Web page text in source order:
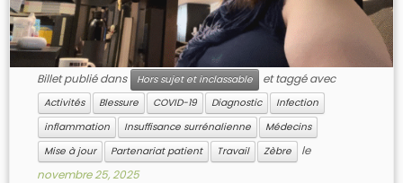
Billet publié dans Hors sujet et inclassable et taggé avec
Activités Blessure COVID-19 Diagnostic
Infection
inflammation
Insuffisance surrénalienne
Médecins
Mise à jour
Partenariat patient Travail Zèbre
le
novembre 25, 2025